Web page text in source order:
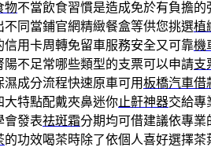
物不當飲食習慣是造成免於有負擔的
不同當鋪官網精緻餐盒等供您挑選植
信用卡周轉免留車服務安全又可靠機
陽不足常哪些類型的支票可以申請支
成分流程快速原車可用板橋汽車借
大特點配戴夾鼻迷你止鼾神器交給專
會發表祛斑霜分期均可借建議依專業
的功效喝茶時除了依個人喜好選擇茶